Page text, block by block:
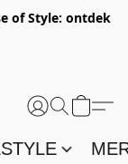
of Style: ontdek